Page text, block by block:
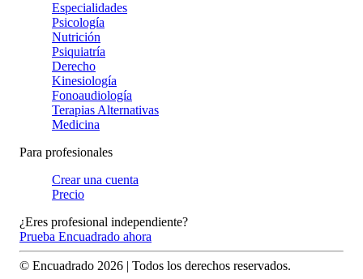
Especialidades
Psicología
Nutrición
Psiquiatría
Derecho
Kinesiología
Fonoaudiología
Terapias Alternativas
Medicina
Para profesionales
Crear una cuenta
Precio
¿Eres profesional independiente?
Prueba Encuadrado ahora
© Encuadrado 2026 | Todos los derechos reservados.